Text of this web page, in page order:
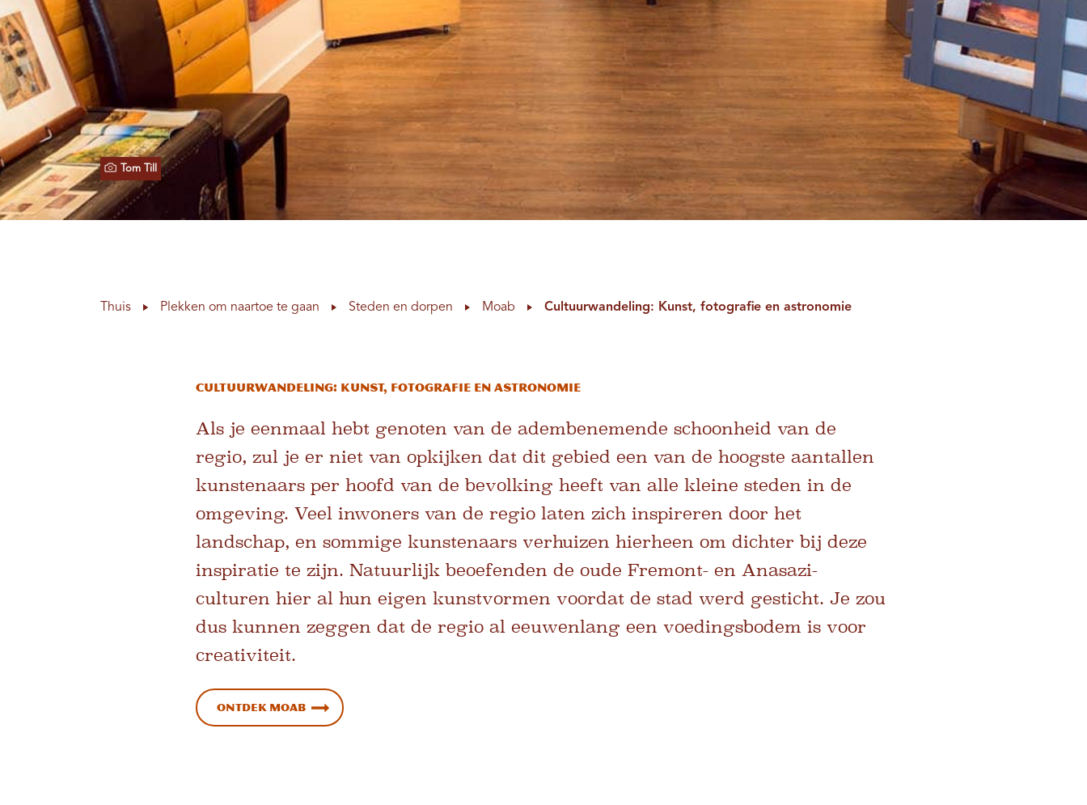
Tom Till
Thuis Plekken om naartoe te gaan Steden en dorpen Moab Cultuurwandeling: Kunst, fotografie en astronomie
Cultuurwandeling: Kunst, fotografie en astronomie
Als je eenmaal hebt genoten van de adembenemende schoonheid van de
regio, zul je er niet van opkijken dat dit gebied een van de hoogste aantallen
kunstenaars per hoofd van de bevolking heeft van alle kleine steden in de
omgeving. Veel inwoners van de regio laten zich inspireren door het
landschap, en sommige kunstenaars verhuizen hierheen om dichter bij deze
inspiratie te zijn. Natuurlijk beoefenden de oude Fremont- en Anasazi-
culturen hier al hun eigen kunstvormen voordat de stad werd gesticht. Je zou
dus kunnen zeggen dat de regio al eeuwenlang een voedingsbodem is voor
creativiteit.
Ontdek Moab